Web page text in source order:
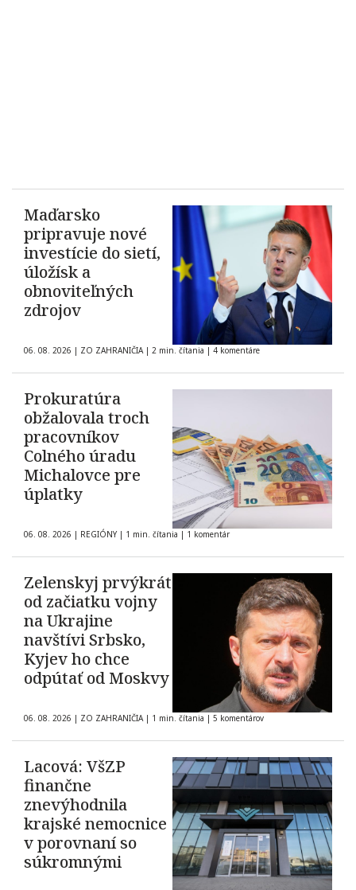
Maďarsko
pripravuje nové
investície do sietí,
úložísk a
obnoviteľných
zdrojov
06. 08. 2026 | ZO ZAHRANIČIA | 2 min. čítania | 4 komentáre
Prokuratúra
obžalovala troch
pracovníkov
Colného úradu
Michalovce pre
úplatky
06. 08. 2026 | REGIÓNY | 1 min. čítania | 1 komentár
Zelenskyj prvýkrát
od začiatku vojny
na Ukrajine
navštívi Srbsko,
Kyjev ho chce
odpútať od Moskvy
06. 08. 2026 | ZO ZAHRANIČIA | 1 min. čítania | 5 komentárov
Lacová: VšZP
finančne
znevýhodnila
krajské nemocnice
v porovnaní so
súkromnými